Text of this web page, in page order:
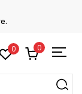
0 0